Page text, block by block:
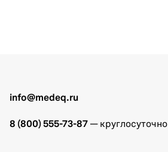
info@medeq.ru
8 (800) 555-73-87 — круглосуточно